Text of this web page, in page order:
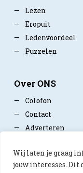
Wij laten je graag
jouw interesses.
—
Lezen
—
Eropuit
—
Ledenvoordeel
—
Puzzelen
Over ONS
—
Colofon
—
Contact
—
Adverteren
—Privacy policy